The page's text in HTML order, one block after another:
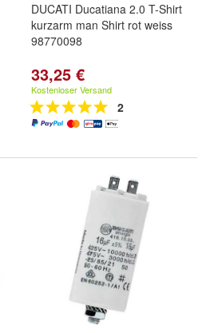
DUCATI Ducatiana 2.0 T-Shirt
kurzarm man Shirt rot weiss
98770098
33,25 €
Kostenloser Versand
2